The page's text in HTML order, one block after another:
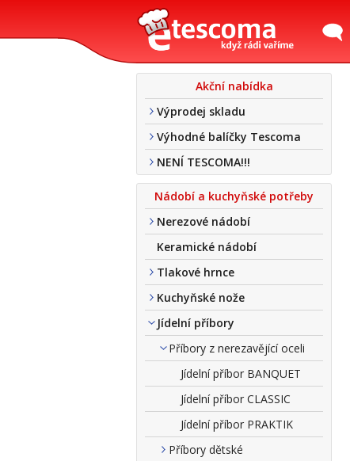
Akční nabídka
Výprodej skladu
Výhodné balíčky Tescoma
NENÍ TESCOMA!!!
Nádobí a kuchyňské potřeby
Nerezové nádobí
Keramické nádobí
Tlakové hrnce
Kuchyňské nože
Jídelní příbory
Příbory z nerezavějící oceli
Jídelní příbor BANQUET
Jídelní příbor CLASSIC
Jídelní příbor PRAKTIK
Příbory dětské